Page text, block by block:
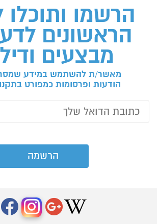
הרשמו ותוכלו
הראשונים
מבצעים
מאשר/ת להשתמש במידע
הודעות ופרסומות כמפורט